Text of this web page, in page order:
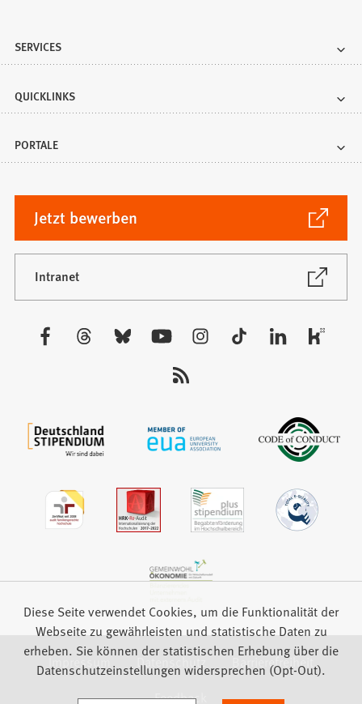
SERVICES
QUICKLINKS
PORTALE
Jetzt bewerben
(Öffnet
in
einem
neuen
Tab)
Intranet
(Öffnet
neuen
Besuchen
Impressum Datenschutz
Barrierefreiheit
Feedback
Diese Seite verwendet Cookies, um die Funktionalität der
Webseite zu gewährleisten und statistische Daten zu
erheben. Sie können der statistischen Erhebung über die
Datenschutzeinstellungen widersprechen (Opt-Out).